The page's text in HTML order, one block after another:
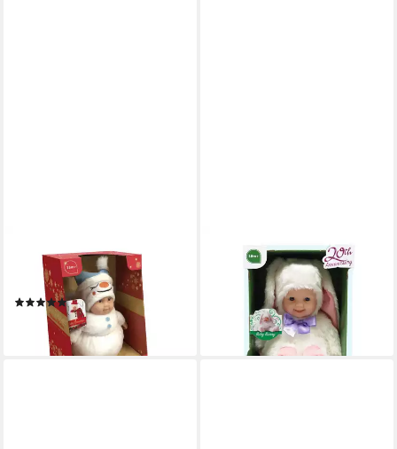
Babypuppe "Christmas
Edition"
(1)
39,90 €
lieferbar - in 4-5 Werktagen bei dir
ANNE GEDDES
Babypuppe Häschen weiß -30
lieferbar - in 4-5 Werktagen bei dir